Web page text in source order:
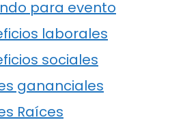
para evento
laborales
sociales
gananciales
Raíces